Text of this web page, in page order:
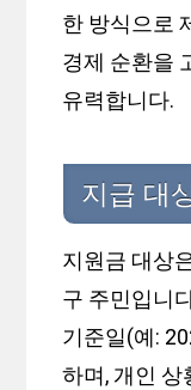
한 방식으로
경제 순환을
유력합니다.
지급 대
지원금 대상
구 주민입니
기준일(예:
하며, 개인 상